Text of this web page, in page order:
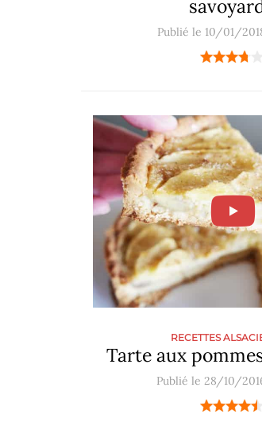
Publié le 10/01/
RECETTES
Tarte aux
Publié le 28/10/